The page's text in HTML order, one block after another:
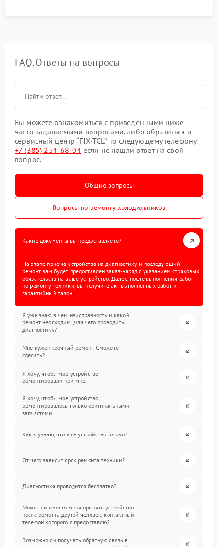
FAQ. Ответы на вопросы
Вы можете ознакомиться с приведенными ниже
часто задаваемыми вопросами, либо обратиться в
сервисный центр “FIX-TCL” по следующему телефону
+7 (385) 254-68-04если не нашли ответ на свой
вопрос.
Общие вопросы
Вопросы по ремонту холодильников
Какие документы вы предоставляете?
На этапе приема устройства на диагностику и последующий
ремонт вам будет предоставлен заказ-наряд с указанием страховых
обязательств на ваше устройство. Далее, после выполнения работ
по ремонту техники, вы получите акт выполненных работ и
гарантийный талон.
Я уже знаю в чем неисправность и какой
ремонт необходим. Для чего проводить
диагностику?
Мне нужен срочный ремонт. Сможете
сделать?
Я хочу, чтобы мое устройство
ремонтировали при мне.
Я хочу, чтобы мое устройство
ремонтировалось только оригинальными
запчастями.
Как я узнаю, что мое устройство готово?
От чего зависит срок ремонта техники?
Диагностика проводится бесплатно?
Может ли вместо меня принять устройство
после ремонта другой человек, контактный
телефон которого я предоставлю?
Возможно ли получать обратную связь в